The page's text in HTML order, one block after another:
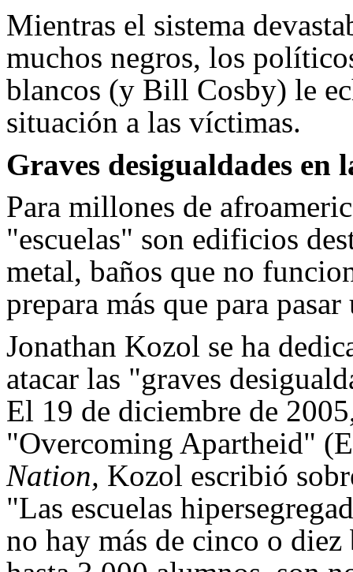
Mientras el sistema
muchos negros, los
blancos (y Bill Cosby) le
situación a las víctimas.
Graves desigualdades en
Para millones de
"escuelas" son edificios
metal, baños que no
prepara más que para
Jonathan Kozol se ha
atacar las "graves
El 19 de diciembre de
"Overcoming Apartheid"
Nation, Kozol escribió
"Las escuelas
no hay más de cinco o